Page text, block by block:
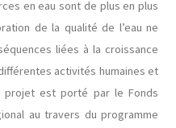
en eau sont de plus en plus
de la qualité de l’eau ne
liées à la croissance
activités humaines et
projet est porté par le Fonds
au travers du programme